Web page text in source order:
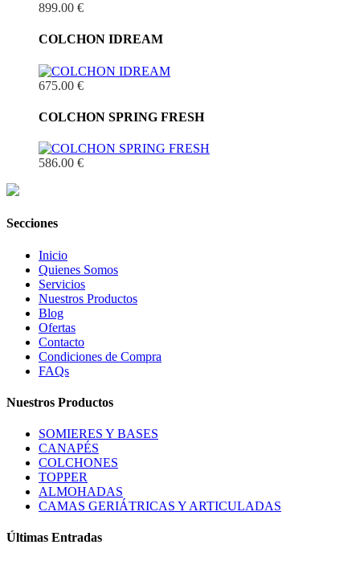
899.00 €
COLCHON IDREAM
675.00 €
COLCHON SPRING FRESH
586.00 €
Secciones
Inicio
Quienes Somos
Servicios
Nuestros Productos
Blog
Ofertas
Contacto
Condiciones de Compra
FAQs
Nuestros Productos
SOMIERES Y BASES
CANAPÉS
COLCHONES
TOPPER
ALMOHADAS
CAMAS GERIÁTRICAS Y ARTICULADAS
Últimas Entradas